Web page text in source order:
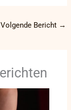
Volgende Bericht →